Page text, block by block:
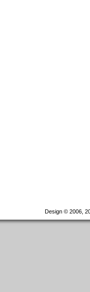
Design © 2006,